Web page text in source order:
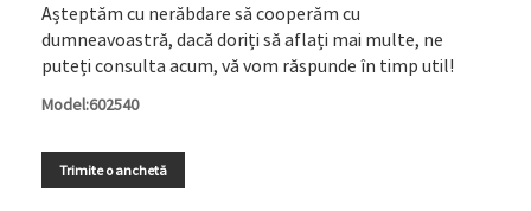
Așteptăm cu nerăbdare să cooperăm cu
dumneavoastră, dacă doriți să aflați mai multe, ne
puteți consulta acum, vă vom răspunde în timp util!
Model:602540
Trimite o anchetă